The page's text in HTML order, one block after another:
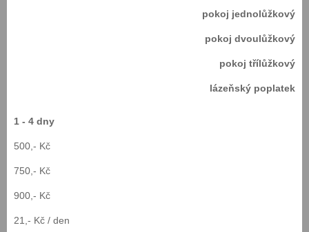
pokoj jednolůžkový
pokoj dvoulůžkový
pokoj třílůžkový
lázeňský poplatek
1 - 4 dny
500,- Kč
750,- Kč
900,- Kč
21,- Kč / den